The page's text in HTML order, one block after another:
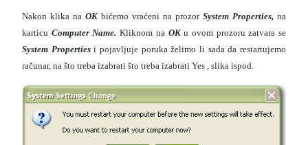
Nakon klika na OKbićemo vraćeni na prozor System Properties, na
karticu Computer Name. Kliknom na OKu ovom prozoru zatvara se
System Propertiesi pojavljuje poruka želimo li sada da restartujemo
računar, na što treba izabrati što treba izabrati Yes , slika ispod.